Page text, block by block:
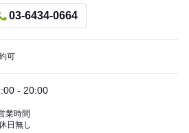
03-6434-0664
可
- 20:00
業時間
日無し